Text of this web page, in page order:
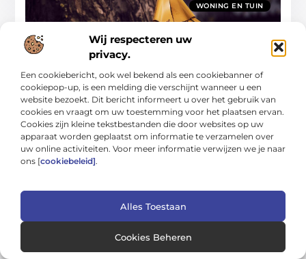
Wij respecteren uw
privacy.
Een cookiebericht, ook wel bekend als een cookiebanner of
cookiepop-up, is een melding die verschijnt wanneer u een
website bezoekt. Dit bericht informeert u over het gebruik van
cookies en vraagt om uw toestemming voor het plaatsen ervan.
Cookies zijn kleine tekstbestanden die door websites op uw
apparaat worden geplaatst om informatie te verzamelen over
uw online activiteiten. Voor meer informatie verwijzen we je naar
ons [cookiebeleid].
Alles Toestaan
Cookies Beheren
WONING EN TUIN
Gids voor probleemloos wonen: van
schoonmaak tot tuinwerk
Een huis dat soepel draait, voelt rustiger aan en kost minder
tijd om bij te houden. In deze gids leer je hoe je met simpele
Woning En Tuin